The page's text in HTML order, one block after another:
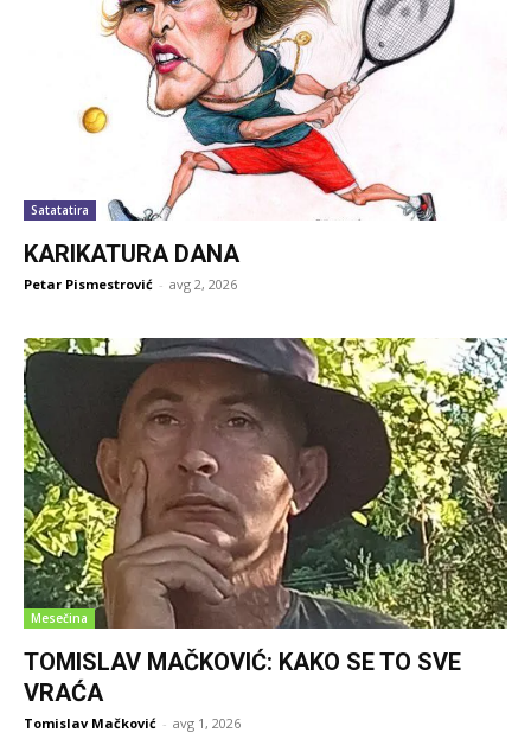
Satatatira
KARIKATURA DANA
Petar Pismestrović - avg 2, 2026
Mesečina
TOMISLAV MAČKOVIĆ: KAKO SE TO SVE
VRAĆA
Tomislav Mačković - avg 1, 2026